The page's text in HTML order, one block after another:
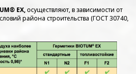
EX,осуществляют, в зависимости от
района строительства (ГОСТ 30740,